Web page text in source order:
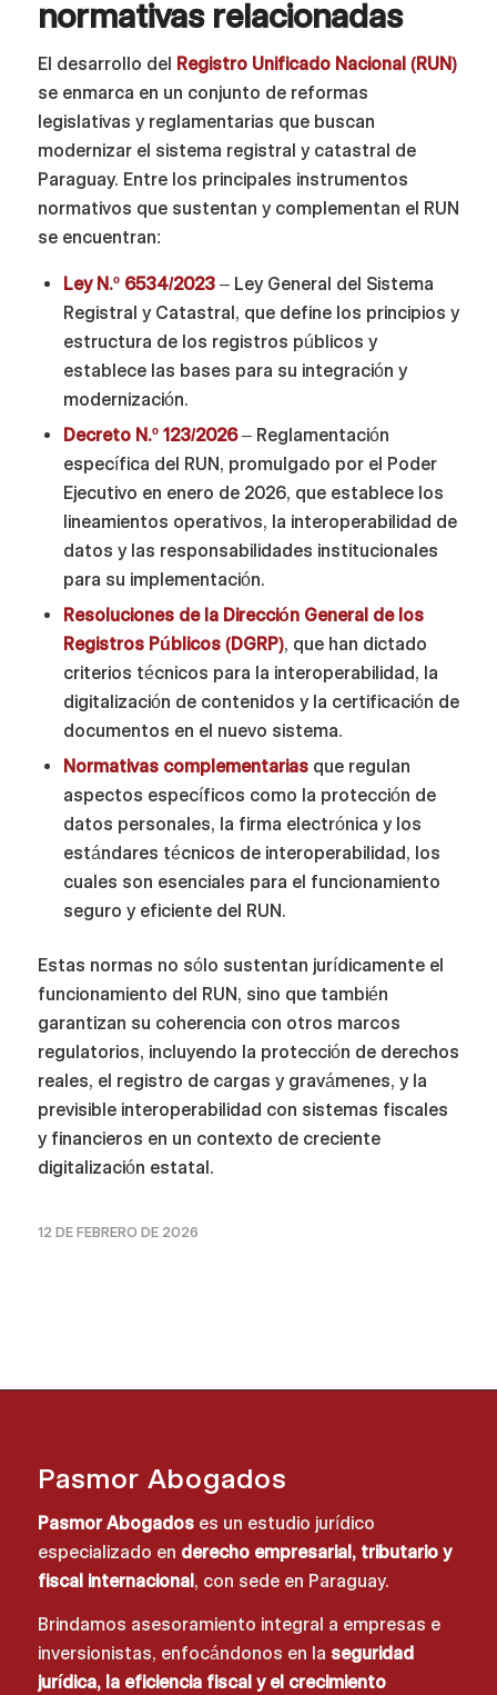
normativas relacionadas
El desarrollo del Registro Unificado Nacional (RUN)
se enmarca en un conjunto de reformas
legislativas y reglamentarias que buscan
modernizar el sistema registral y catastral de
Paraguay. Entre los principales instrumentos
normativos que sustentan y complementan el RUN
se encuentran:
Ley N.º 6534/2023– Ley General del Sistema
Registral y Catastral, que define los principios y
estructura de los registros públicos y
establece las bases para su integración y
modernización.
Decreto N.º 123/2026– Reglamentación
específica del RUN, promulgado por el Poder
Ejecutivo en enero de 2026, que establece los
lineamientos operativos, la interoperabilidad de
datos y las responsabilidades institucionales
para su implementación.
Resoluciones de la Dirección General de los
Registros Públicos (DGRP), que han dictado
criterios técnicos para la interoperabilidad, la
digitalización de contenidos y la certificación de
documentos en el nuevo sistema.
Normativas complementariasque regulan
aspectos específicos como la protección de
datos personales, la firma electrónica y los
estándares técnicos de interoperabilidad, los
cuales son esenciales para el funcionamiento
seguro y eficiente del RUN.
Estas normas no sólo sustentan jurídicamente el
funcionamiento del RUN, sino que también
garantizan su coherencia con otros marcos
regulatorios, incluyendo la protección de derechos
reales, el registro de cargas y gravámenes, y la
previsible interoperabilidad con sistemas fiscales
y financieros en un contexto de creciente
digitalización estatal.
12 DE FEBRERO DE 2026
Pasmor Abogados
Pasmor Abogadoses un estudio jurídico
especializado en derecho empresarial, tributario y
fiscal internacional, con sede en Paraguay.
Brindamos asesoramiento integral a empresas e
inversionistas, enfocándonos en la seguridad
jurídica, la eficiencia fiscal y el crecimiento